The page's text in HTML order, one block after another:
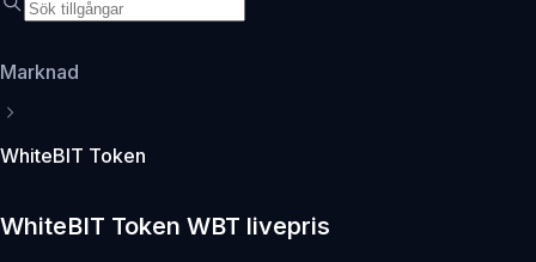
Marknad
WhiteBIT Token
WhiteBIT Token WBT livepris